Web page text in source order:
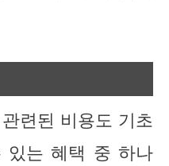
련된 비용도 기초
있는 혜택 중 하나